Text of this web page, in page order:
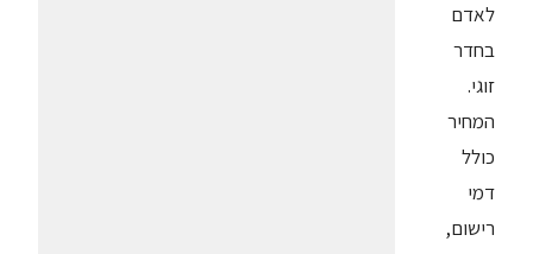
לאדם
בחדר
זוגי.
המחיר
כולל
דמי
רישום,